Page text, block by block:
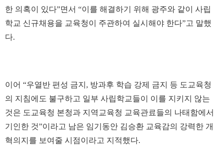
한 의혹이 있다”면서 “이를 해결하기 위해 광주와 같이 사립
학교 신규채용을 교육청이 주관하여 실시해야 한다”고 말했
다.
이어 “우열반 편성 금지, 방과후 학습 강제 금지 등 도교육청
의 지침에도 불구하고 일부 사립학교들이 이를 지키지 않는
것은 도교육청 본청과 지역교육청 교육관료들의 나태함에서
기인한 것”이라고 남은 임기동안 김승환 교육감의 강력한 개
혁의지를 보여줄 시점이라고 지적했다.